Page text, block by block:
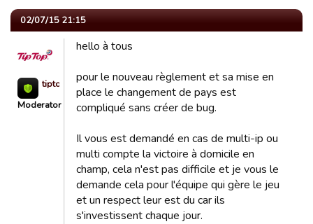
02/07/15 21:15
tiptop972
Moderator
hello à tous
pour le nouveau règlement et sa mise en
place le changement de pays est
compliqué sans créer de bug.
Il vous est demandé en cas de multi-ip ou
multi compte la victoire à domicile en
champ, cela n'est pas difficile et je vous le
demande cela pour l'équipe qui gère le jeu
et un respect leur est du car ils
s'investissent chaque jour.